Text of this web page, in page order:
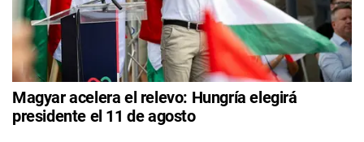
Magyar acelera el relevo: Hungría elegirá
presidente el 11 de agosto